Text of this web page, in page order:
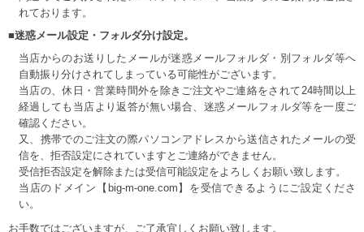
れております。
■迷惑メール設定・フォルダ分け設定。
当店からのお送りしたメールが迷惑メールフォルダ・別フォルダ等へ
自動振り分けされてしまっている可能性がございます。
当店の、休日・営業時間外を除きご注文やご連絡をされて24時間以上
経過しても当店より返答が無い場合、迷惑メールフォルダ等を一度ご
確認ください。
又、携帯でのご注文の際パソコンアドレスから送信されたメールの受
信を、拒否設定にされていますとご連絡ができません。
受信拒否設定を解除または受信可能設定をよろしくお願い致します。
当店のドメイン【big-m-one.com】を受信できるようにご設定くださ
い。
お手数ではございますが、ご了承宜しくお願い致します。